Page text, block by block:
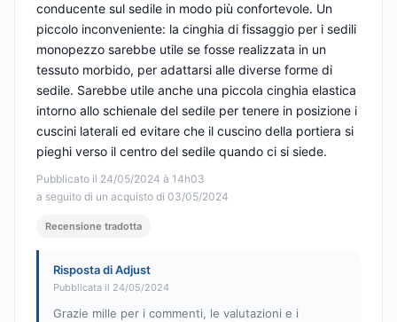
Pubblicato il 24/05/2024 à 14h03
a seguito di un acquisto di 03/05/2024
conducente sul sedile in modo più confortevole. Un
piccolo inconveniente: la cinghia di fissaggio per i sedili
monopezzo sarebbe utile se fosse realizzata in un
tessuto morbido, per adattarsi alle diverse forme di
sedile. Sarebbe utile anche una piccola cinghia elastica
intorno allo schienale del sedile per tenere in posizione i
cuscini laterali ed evitare che il cuscino della portiera si
pieghi verso il centro del sedile quando ci si siede.
Recensione tradotta
Risposta di Adjust
Pubblicata il 24/05/2024
Grazie mille per i commenti, le valutazioni e i